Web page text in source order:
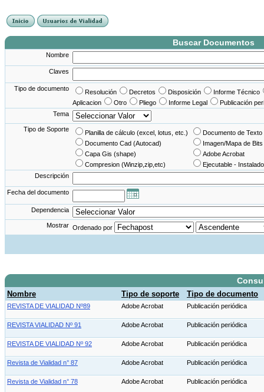
Buscar Documentos
Nombre
Claves
Tipo de documento Resolución Decretos Disposición
Informe Técnico
Aplicacion
Otro Pliego Informe Legal
Publicación
Tema
Tipo de Soporte Planilla de cálculo (excel, lotus, etc.)
Documento de
Documento Cad (Autocad)
Imagen/Mapa de Bits
Capa Gis (shape)
Adobe Acrobat
Compresion (Winzip,zip,etc)
Ejecutable -
Descripción
Fecha del documento
Dependencia
Mostrar Ordenado por
Nombre Tipo de soporte Tipo de documento
REVISTA DE VIALIDAD Nº89 Adobe Acrobat Publicación periódica
REVISTA VIALIDAD Nº 91 Adobe Acrobat Publicación periódica
REVISTA DE VIALIDAD Nº 92 Adobe Acrobat Publicación periódica
Revista de Vialidad n° 87 Adobe Acrobat Publicación periódica
Revista de Vialidad n° 78 Adobe Acrobat Publicación periódica